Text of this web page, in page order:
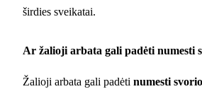
širdies sveikatai.
Ar žalioji arbata gali padėti numesti
Žalioji arbata gali padėti numesti svorio